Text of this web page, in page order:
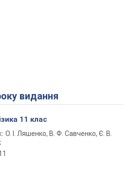
видання
11 клас
О. І. Ляшенко, В. Ф. Савченко, Є. В.